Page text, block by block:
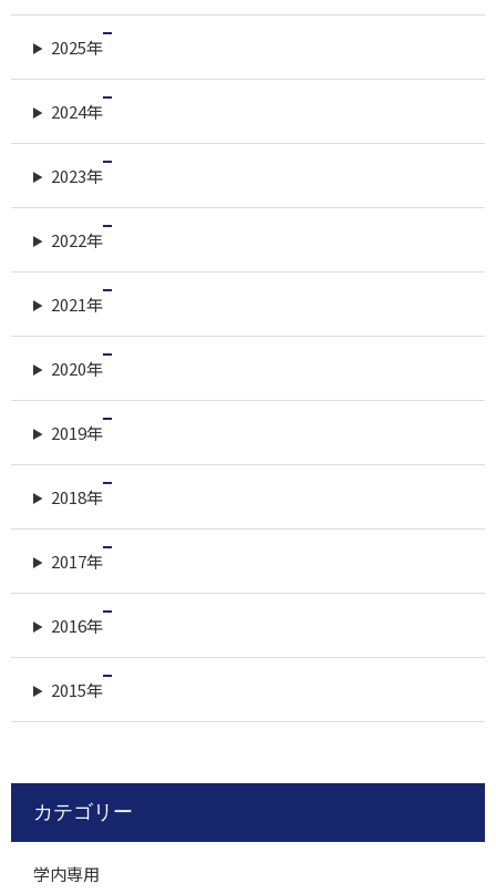
2025年
2024年
2023年
2022年
2021年
2020年
2019年
2018年
2017年
2016年
2015年
カテゴリー
学内専用